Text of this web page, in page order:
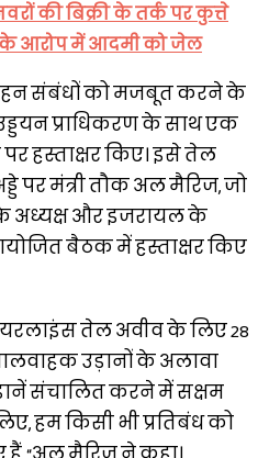
की बिक्री के तर्क पर कुत्ते
आरोप में आदमी को जेल
संबंधों को मजबूत करने के
प्राधिकरण के साथ एक
हस्ताक्षर किए। इसे तेल
पर मंत्री तौक अल मैरिज, जो
और इजरायल के
बैठक में हस्ताक्षर किए
तेल अवीव के लिए 28
उड़ानों के अलावा
संचालित करने में सक्षम
हम किसी भी प्रतिबंध को